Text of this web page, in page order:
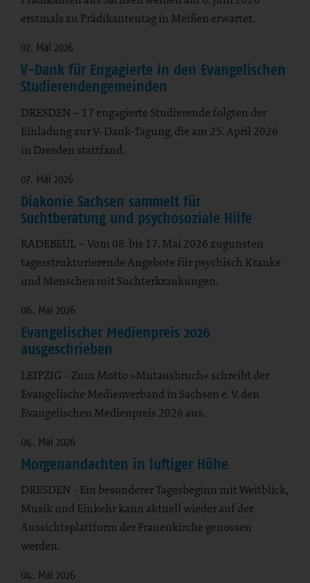
erstmals zu Prädikantentag in Meißen erwartet.
07. Mai 2026
V-Dank für Engagierte in den Evangelischen
Studierendengemeinden
DRESDEN – 17 engagierte Studierende folgten der
Einladung zur V-Dank-Tagung, die am 25. April 2026
in Dresden stattfand.
07. Mai 2026
Diakonie Sachsen sammelt für
Suchtberatung und psychosoziale Hilfe
RADEBEUL – Vom 08. bis 17. Mai 2026 zugunsten
tagesstrukturierende Angebote für psychisch Kranke
und Menschen mit Suchterkrankungen.
06. Mai 2026
Evangelischer Medienpreis 2026
ausgeschrieben
LEIPZIG - Zum Motto »Mutausbruch« schreibt der
Evangelische Medienverband in Sachsen e. V. den
Evangelischen Medienpreis 2026 aus.
04. Mai 2026
Morgenandachten in luftiger Höhe
DRESDEN - Ein besonderer Tagesbeginn mit Weitblick,
Musik und Einkehr kann aktuell wieder auf der
Aussichtsplattform der Frauenkirche genossen
werden.
04. Mai 2026